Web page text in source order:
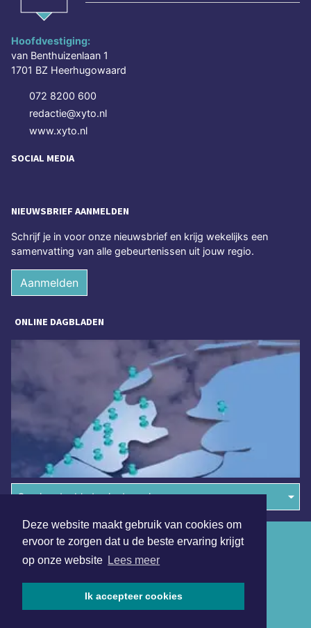
Deze website maakt gebruik van cookies om
ervoor te zorgen dat u de beste ervaring krijgt
op onze website Lees meer
Ik accepteer cookies
Hoofdvestiging:
van Benthuizenlaan 1
1701 BZ Heerhugowaard
072 8200 600
redactie@xyto.nl
www.xyto.nl
SOCIAL MEDIA
NIEUWSBRIEF AANMELDEN
Schrijf je in voor onze nieuwsbrief en krijg wekelijks een
samenvatting van alle gebeurtenissen uit jouw regio.
Aanmelden
ONLINE DAGBLADEN
Overige dagbladen in de regio
Algemene voorwaarden
Disclaimer